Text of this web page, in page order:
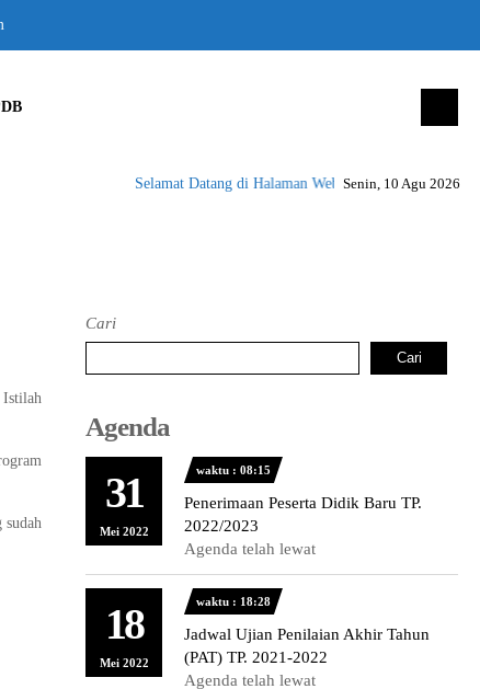
Senin, 10 Agu 2026
Selamat Datang di Halaman Website SMK Negeri 1
Cari
Cari
Agenda
31
Mei 2022
waktu : 08:15
Penerimaan Peserta Didik Baru TP.
2022/2023
Agenda telah lewat
18
Mei 2022
waktu : 18:28
Jadwal Ujian Penilaian Akhir Tahun
(PAT) TP. 2021-2022
Agenda telah lewat